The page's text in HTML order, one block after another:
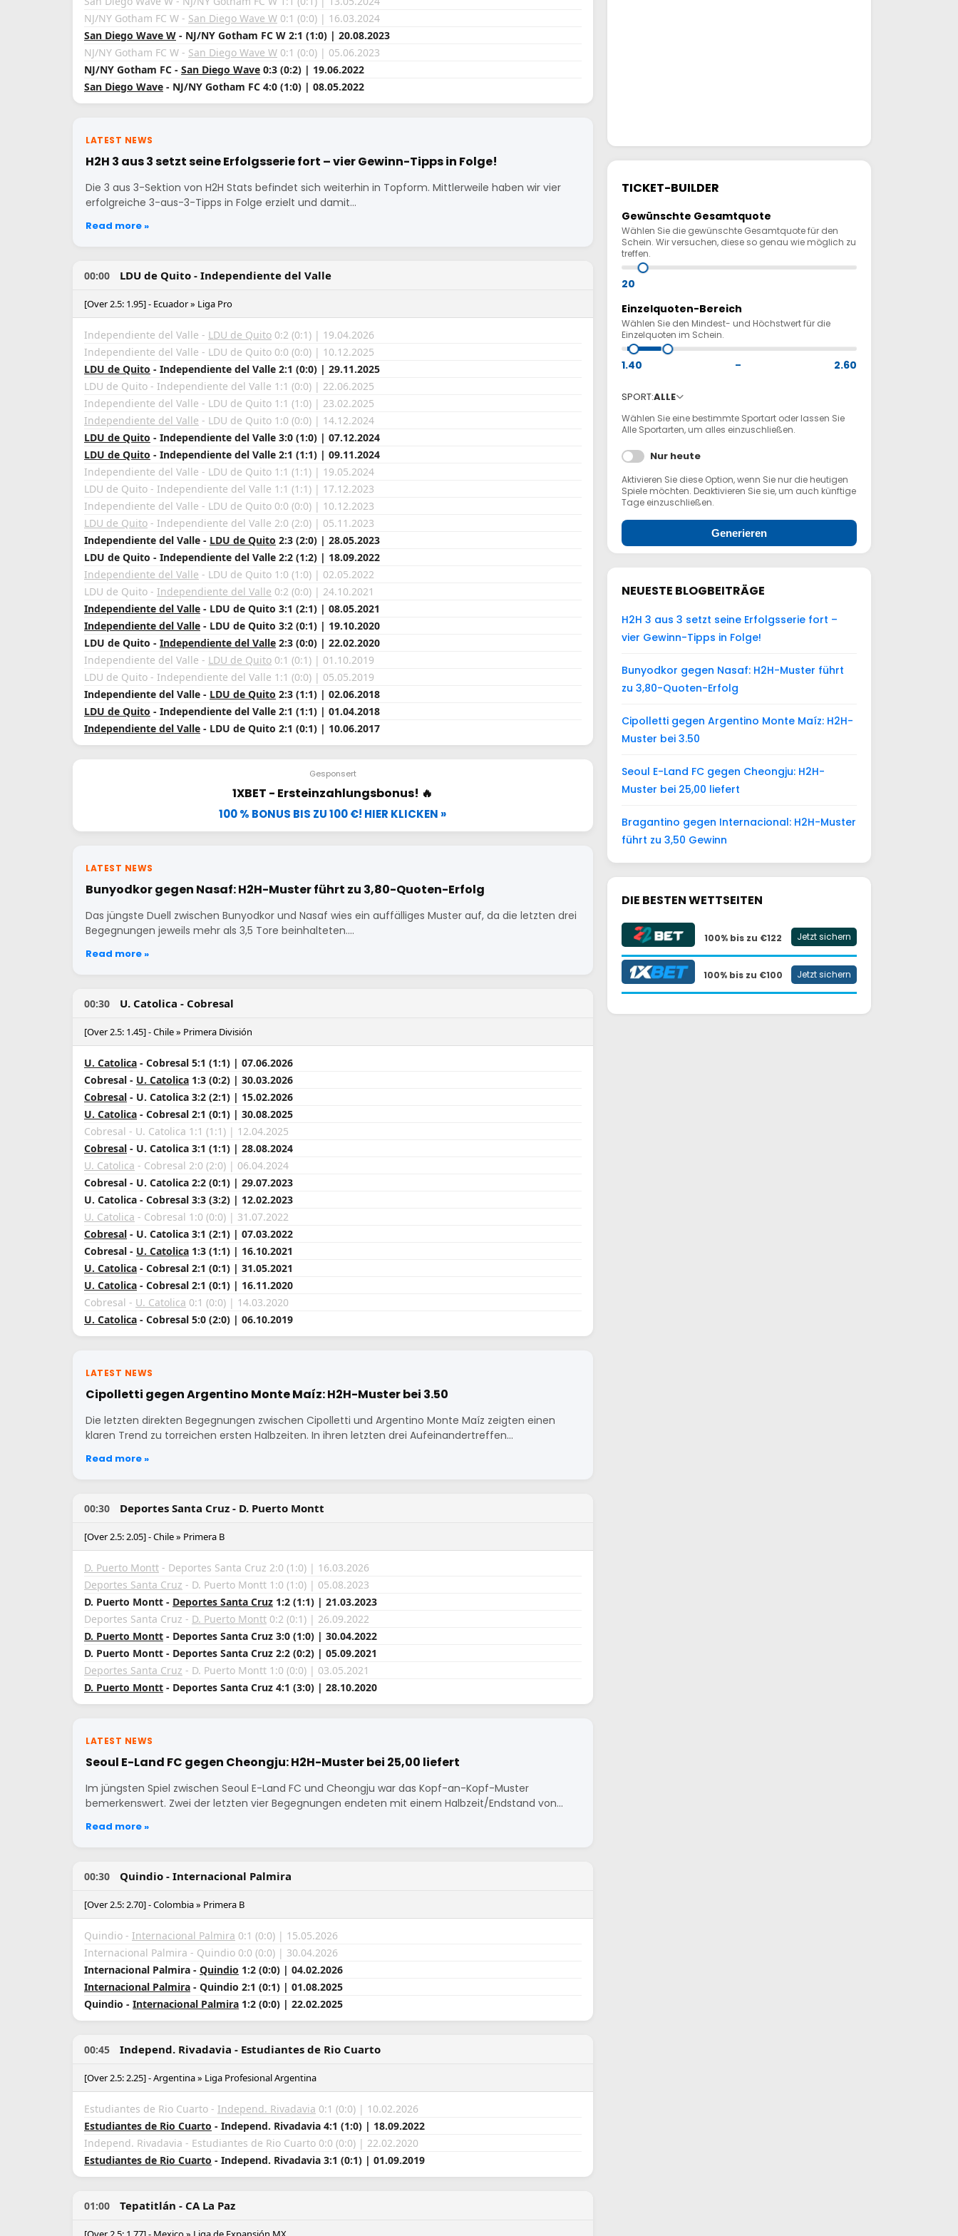
NJ/NY Gotham FC W - San Diego Wave W 0:1 (0:0) | 16.03.2024
San Diego Wave W - NJ/NY Gotham FC W 2:1 (1:0) | 20.08.2023
NJ/NY Gotham FC W - San Diego Wave W 0:1 (0:0) | 05.06.2023
NJ/NY Gotham FC - San Diego Wave 0:3 (0:2) | 19.06.2022
San Diego Wave - NJ/NY Gotham FC 4:0 (1:0) | 08.05.2022
LATEST NEWS
H2H 3 aus 3 setzt seine Erfolgsserie fort – vier Gewinn-Tipps in Folge!
Die 3 aus 3-Sektion von H2H Stats befindet sich weiterhin in Topform. Mittlerweile haben wir vier
erfolgreiche 3-aus-3-Tipps in Folge erzielt und damit…
Read more »
00:00 LDU de Quito - Independiente del Valle
[Over 2.5: 1.95] - Ecuador » Liga Pro
Independiente del Valle - LDU de Quito 0:2 (0:1) | 19.04.2026
Independiente del Valle - LDU de Quito 0:0 (0:0) | 10.12.2025
LDU de Quito - Independiente del Valle 2:1 (0:0) | 29.11.2025
LDU de Quito - Independiente del Valle 1:1 (0:0) | 22.06.2025
Independiente del Valle - LDU de Quito 1:1 (1:0) | 23.02.2025
Independiente del Valle - LDU de Quito 1:0 (0:0) | 14.12.2024
LDU de Quito - Independiente del Valle 3:0 (1:0) | 07.12.2024
LDU de Quito - Independiente del Valle 2:1 (1:1) | 09.11.2024
Independiente del Valle - LDU de Quito 1:1 (1:1) | 19.05.2024
LDU de Quito - Independiente del Valle 1:1 (1:1) | 17.12.2023
Independiente del Valle - LDU de Quito 0:0 (0:0) | 10.12.2023
LDU de Quito - Independiente del Valle 2:0 (2:0) | 05.11.2023
Independiente del Valle - LDU de Quito 2:3 (2:0) | 28.05.2023
LDU de Quito - Independiente del Valle 2:2 (1:2) | 18.09.2022
Independiente del Valle - LDU de Quito 1:0 (1:0) | 02.05.2022
LDU de Quito - Independiente del Valle 0:2 (0:0) | 24.10.2021
Independiente del Valle - LDU de Quito 3:1 (2:1) | 08.05.2021
Independiente del Valle - LDU de Quito 3:2 (0:1) | 19.10.2020
LDU de Quito - Independiente del Valle 2:3 (0:0) | 22.02.2020
Independiente del Valle - LDU de Quito 0:1 (0:1) | 01.10.2019
LDU de Quito - Independiente del Valle 1:1 (0:0) | 05.05.2019
Independiente del Valle - LDU de Quito 2:3 (1:1) | 02.06.2018
LDU de Quito - Independiente del Valle 2:1 (1:1) | 01.04.2018
Independiente del Valle - LDU de Quito 2:1 (0:1) | 10.06.2017
Gesponsert
1XBET - Ersteinzahlungsbonus! 🔥
100 % BONUS BIS ZU 100 €! HIER KLICKEN »
LATEST NEWS
Bunyodkor gegen Nasaf: H2H-Muster führt zu 3,80-Quoten-Erfolg
Das jüngste Duell zwischen Bunyodkor und Nasaf wies ein auffälliges Muster auf, da die letzten drei
Begegnungen jeweils mehr als 3,5 Tore beinhalteten.…
Read more »
00:30 U. Catolica - Cobresal
[Over 2.5: 1.45] - Chile » Primera División
U. Catolica - Cobresal 5:1 (1:1) | 07.06.2026
Cobresal - U. Catolica 1:3 (0:2) | 30.03.2026
Cobresal - U. Catolica 3:2 (2:1) | 15.02.2026
U. Catolica - Cobresal 2:1 (0:1) | 30.08.2025
Cobresal - U. Catolica 1:1 (1:1) | 12.04.2025
Cobresal - U. Catolica 3:1 (1:1) | 28.08.2024
U. Catolica - Cobresal 2:0 (2:0) | 06.04.2024
Cobresal - U. Catolica 2:2 (0:1) | 29.07.2023
U. Catolica - Cobresal 3:3 (3:2) | 12.02.2023
U. Catolica - Cobresal 1:0 (0:0) | 31.07.2022
Cobresal - U. Catolica 3:1 (2:1) | 07.03.2022
Cobresal - U. Catolica 1:3 (1:1) | 16.10.2021
U. Catolica - Cobresal 2:1 (0:1) | 31.05.2021
U. Catolica - Cobresal 2:1 (0:1) | 16.11.2020
Cobresal - U. Catolica 0:1 (0:0) | 14.03.2020
U. Catolica - Cobresal 5:0 (2:0) | 06.10.2019
LATEST NEWS
Cipolletti gegen Argentino Monte Maíz: H2H-Muster bei 3.50
Die letzten direkten Begegnungen zwischen Cipolletti und Argentino Monte Maíz zeigten einen
klaren Trend zu torreichen ersten Halbzeiten. In ihren letzten drei Aufeinandertreffen…
Read more »
00:30 Deportes Santa Cruz - D. Puerto Montt
[Over 2.5: 2.05] - Chile » Primera B
D. Puerto Montt - Deportes Santa Cruz 2:0 (1:0) | 16.03.2026
Deportes Santa Cruz - D. Puerto Montt 1:0 (1:0) | 05.08.2023
D. Puerto Montt - Deportes Santa Cruz 1:2 (1:1) | 21.03.2023
Deportes Santa Cruz - D. Puerto Montt 0:2 (0:1) | 26.09.2022
D. Puerto Montt - Deportes Santa Cruz 3:0 (1:0) | 30.04.2022
D. Puerto Montt - Deportes Santa Cruz 2:2 (0:2) | 05.09.2021
Deportes Santa Cruz - D. Puerto Montt 1:0 (0:0) | 03.05.2021
D. Puerto Montt - Deportes Santa Cruz 4:1 (3:0) | 28.10.2020
LATEST NEWS
Seoul E-Land FC gegen Cheongju: H2H-Muster bei 25,00 liefert
Im jüngsten Spiel zwischen Seoul E-Land FC und Cheongju war das Kopf-an-Kopf-Muster
bemerkenswert. Zwei der letzten vier Begegnungen endeten mit einem Halbzeit/Endstand von…
Read more »
00:30 Quindio - Internacional Palmira
[Over 2.5: 2.70] - Colombia » Primera B
Quindio - Internacional Palmira 0:1 (0:0) | 15.05.2026
Internacional Palmira - Quindio 0:0 (0:0) | 30.04.2026
Internacional Palmira - Quindio 1:2 (0:0) | 04.02.2026
Internacional Palmira - Quindio 2:1 (0:1) | 01.08.2025
Quindio - Internacional Palmira 1:2 (0:0) | 22.02.2025
00:45 Independ. Rivadavia - Estudiantes de Rio Cuarto
[Over 2.5: 2.25] - Argentina » Liga Profesional Argentina
Estudiantes de Rio Cuarto - Independ. Rivadavia 0:1 (0:0) | 10.02.2026
Estudiantes de Rio Cuarto - Independ. Rivadavia 4:1 (1:0) | 18.09.2022
Independ. Rivadavia - Estudiantes de Rio Cuarto 0:0 (0:0) | 22.02.2020
Estudiantes de Rio Cuarto - Independ. Rivadavia 3:1 (0:1) | 01.09.2019
01:00 Tepatitlán - CA La Paz
TICKET-BUILDER
Gewünschte Gesamtquote
Wählen Sie die gewünschte Gesamtquote für den
Schein. Wir versuchen, diese so genau wie möglich zu
treffen.
20
Einzelquoten-Bereich
Wählen Sie den Mindest- und Höchstwert für die
Einzelquoten im Schein.
1.40 – 2.60
SPORT:ALLE
Wählen Sie eine bestimmte Sportart oder lassen Sie
Alle Sportarten, um alles einzuschließen.
Nur heute
Aktivieren Sie diese Option, wenn Sie nur die heutigen
Spiele möchten. Deaktivieren Sie sie, um auch künftige
Tage einzuschließen.
Generieren
NEUESTE BLOGBEITRÄGE
H2H 3 aus 3 setzt seine Erfolgsserie fort –
vier Gewinn-Tipps in Folge!
Bunyodkor gegen Nasaf: H2H-Muster führt
zu 3,80-Quoten-Erfolg
Cipolletti gegen Argentino Monte Maíz: H2H-
Muster bei 3.50
Seoul E-Land FC gegen Cheongju: H2H-
Muster bei 25,00 liefert
Bragantino gegen Internacional: H2H-Muster
führt zu 3,50 Gewinn
DIE BESTEN WETTSEITEN
100% bis zu €122 Jetzt sichern
100% bis zu €100 Jetzt sichern